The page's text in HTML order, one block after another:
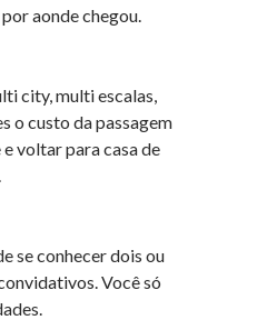
aonde chegou.
city, multi escalas,
o custo da passagem
voltar para casa de
se conhecer dois ou
Você só